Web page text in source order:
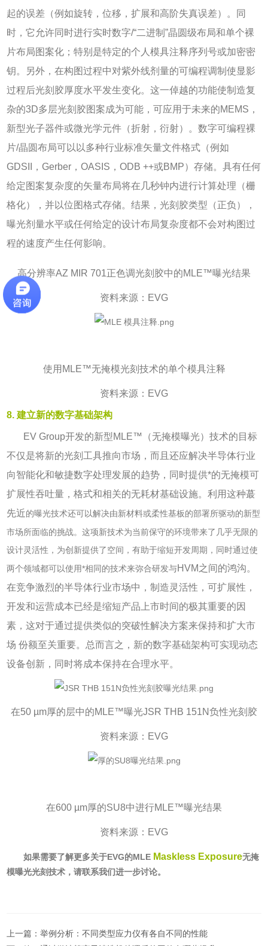
起的误差（例如旋转，位移，扩展和高阶失真误差）。同
时，它允许同时进行实时数字/“二进制”晶圆级布局和单个裸
片布局图案化；特别是特定的个人模具注释序列号或加密密
钥。另外，在构图过程中对紫外线剂量的可编程调制使显影
过程后光刻胶厚度水平发生变化。这一倬越的功能使制造复
杂的3D多层光刻胶图案成为可能，可应用于未来的MEMS ，
新型光子器件或微光学元件（折射，衍射）。数字可编程裸
片/晶圆布局可以以多种行业标准矢量文件格式（例如
GDSII
， Gerber ，OASIS ，ODB ++或BMP）存储。具有任何
给定图案复杂度的矢量布局将在几秒钟内进行计算处理（栅
格化），并以位图格式存储。结果，光刻胶类型（正负），
曝光剂量水平或任何给定的设计布局复杂度都不会对构图过
程的速度产生任何影响。
高分辨率AZ MIR 701正色调光刻胶中的MLE™曝光结果
资料来源： EVG
使用 MLE™无掩模光刻技术的单个模具注释
资料来源： EVG
8. 建立新的数字基础架构
EV Group开发的新型MLE™ （无掩模曝光）技术的目标
不仅是将新的光刻工具推向市场，而且还应解决半导体行业
向智能化和敏捷数字处理发展的趋势，同时提供*的无掩模可
扩展性吞吐量，格式和相关的无耗材基础设施。利用这种蕞
先近的曝光技术还可以解决由新材料或柔性基板的部署所驱动的新型
市场所面临的挑战。这项新技术为当前保守的环境带来了几乎无限的
设计灵活性，为创新提供了空间，有助于缩短开发周期，同时通过使
两个领域都可以使用*相同的技术来弥合研发与HVM之间的鸿沟。
在竞争激烈的半导体行业市场中，制造灵活性，可扩展性，
开发和运营成本已经是缩短产品上市时间的极其重要的因
素，这对于通过提供类似的突破性解决方案来保持和扩大市
场 份额至关重要。总而言之，新的数字基础架构可实现动态
设备创新，同时将成本保持在合理水平。
在50 µm厚的层中的MLE™曝光JSR THB 151N负性光刻胶
资料来源： EVG
在600 µm厚的SU8中进行MLE™曝光结果
资料来源： EVG
如果需要了解更多关于EVG的MLE Maskless Exposure无掩
模曝光光刻技术，请联系我们进一步讨论。
上一篇：举例分析：不同类型应力仪有各自不同的性能